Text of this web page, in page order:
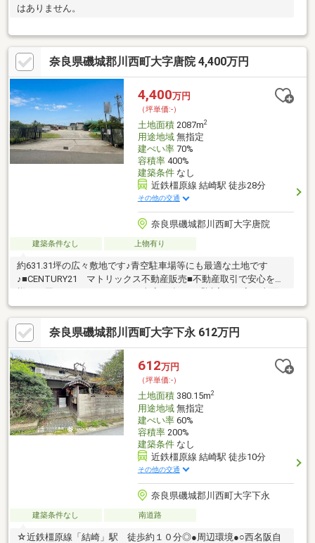
はありません。
奈良県磯城郡川西町大字唐院 4,400万円
4,400万円
（坪単価:-）
土地面積2087m2
用途地域無指定
建ぺい率70%
容積率400%
建築条件なし
近鉄橿原線 結崎駅 徒歩28分
その他の交通
奈良県磯城郡川西町大字唐院
建築条件なし 上物有り
約631.31坪の広々敷地です♪青空駐車場等にも最適な土地です
♪■CENTURY21 マトリックス不動産販売■不動産取引で安心を皆
目」■ご購入の流れからリフォーム工事まで全てお任せ下さい。■
物件探しの注意点等、良い事だけでなく懸念点までしっかりとお
知らせしております。■お得な金利のご提案（融資中・返済相
談・女性単身・派遣社員・非正規雇用の方でも相談可能です。）
■住宅に関するご相談からご購入後のアフターフォローまで、一
人の担当者が行います。■お気軽にご相談ください！♪♪お問合せ
お待ちしております♪♪
奈良県磯城郡川西町大字下永 612万円
612万円
（坪単価:-）
土地面積380.15m2
用途地域無指定
建ぺい率60%
容積率200%
建築条件なし
近鉄橿原線 結崎駅 徒歩10分
その他の交通
奈良県磯城郡川西町大字下永
建築条件なし 南道路
☆近鉄橿原線「結崎」駅 徒歩約１０分◎●周辺環境●○西名阪自